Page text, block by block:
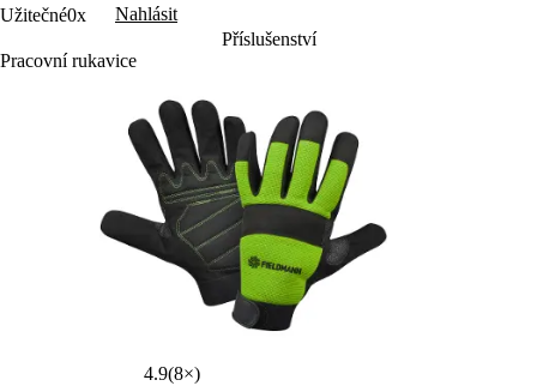
Užitečné0x
Nahlásit
Příslušenství
Pracovní rukavice
4.9(8×)